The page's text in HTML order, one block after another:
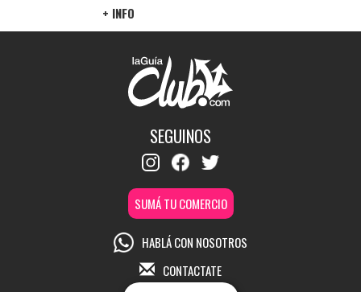
+ INFO
SEGUINOS
SUMÁ TU COMERCIO
HABLÁ CON NOSOTROS
CONTACTATE